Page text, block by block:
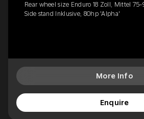
Rear wheel size Enduro 18 Zoll, Mittel 75-
Side stand Inklusive, 80hp 'Alpha'
More Info
Enquire